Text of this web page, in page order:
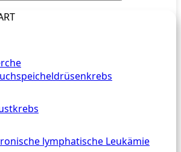
lymphatische Leukämie